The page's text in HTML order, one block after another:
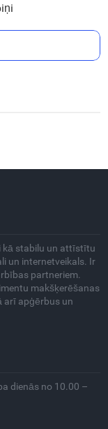
kā stabilu un attīstītu
un internetveikals. Ir
partneriem.
makšķerēšanas
arī apģērbus un
dienās no 10.00 –